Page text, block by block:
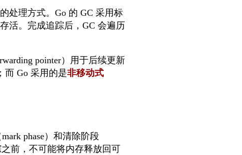
处理方式。Go 的 GC 采用标
活。完成追踪后，GC 会遍历
pointer）用于后续更新
而 Go 采用的是非移动式
phase）和清除阶段
之前，不可能将内存释放回可